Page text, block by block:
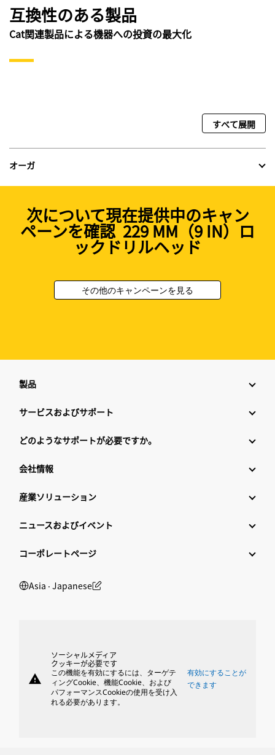
互換性のある製品
Cat関連製品による機器への投資の最大化
すべて展開
オーガ
次について現在提供中のキャン
ペーンを確認 229 MM（9 IN）ロ
ックドリルヘッド
その他のキャンペーンを見る
製品
サービスおよびサポート
どのようなサポートが必要ですか。
会社情報
産業ソリューション
ニュースおよびイベント
コーポレートページ
Asia ‧ Japanese
warning
ソーシャルメディア
クッキーが必要です
この機能を有効にするには、ターゲテ
ィングCookie、機能Cookie、および
パフォーマンスCookieの使用を受け入
れる必要があります。
有効にすることが
できます